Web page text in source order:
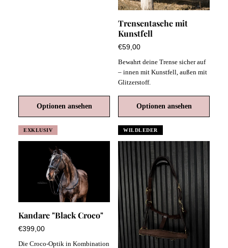
Optionen ansehen
Trensentasche mit
Kunstfell
€59,00
Bewahrt deine Trense sicher auf
– innen mit Kunstfell, außen mit
Glitzerstoff.
Optionen ansehen
EXKLUSIV
Kandare "Black Croco"
€399,00
Die Croco-Optik in Kombination
WILDLEDER